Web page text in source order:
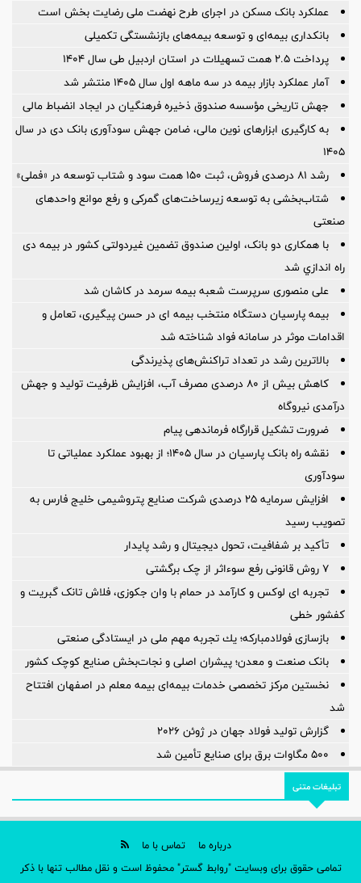
عملکرد بانک مسکن در اجرای طرح نهضت ملی رضایت بخش است
بانکداری بیمه‌ای و توسعه بیمه‌های بازنشستگی تکمیلی
پرداخت ۲.۵ همت تسهیلات در استان اردبیل طی سال ۱۴۰۴
آمار عملكرد بازار بیمه در سه ماهه اول سال 1405 منتشر شد
جهش تاریخی مؤسسه صندوق ذخیره فرهنگیان در ایجاد انضباط مالی
به کارگیری ابزارهای نوین مالی، ضامن جهش سودآوری بانک دی در سال
۱۴۰۵
رشد ۸۱ درصدی فروش، ثبت ۱۵۰ همت سود و شتاب توسعه در «فملی»
شتاب‌بخشی به توسعه زیرساخت‌های گمركی و رفع موانع واحدهای
صنعتی
با همکاری دو بانک، اولین صندوق تضمین غیردولتی کشور در بیمه دی
راه اندازي شد
علی منصوری سرپرست شعبه بیمه سرمد در کاشان شد
بیمه پارسیان دستگاه منتخب بیمه ای در حسن پیگیری، تعامل و
اقدامات موثر در سامانه فواد شناخته شد
بالاترین رشد در تعداد تراکنش‌های پذیرندگی
کاهش بیش از ۸۰ درصدی مصرف آب، افزایش ظرفیت تولید و جهش
درآمدی نیروگاه
ضرورت تشكیل قرارگاه فرماندهی پیام
نقشه راه بانک پارسیان در سال ۱۴۰۵؛ از بهبود عملکرد عملیاتی تا
سودآوری
افزایش سرمایه ۲۵ درصدی شرکت صنایع پتروشیمی خلیج فارس به
تصویب رسید
تأکید بر شفافیت، تحول دیجیتال و رشد پایدار
۷ روش قانونی رفع سوء‌اثر از چک برگشتی
تجربه ای لوکس و کارآمد در حمام با وان جکوزی، فلاش تانک گبریت و
کفشور خطی
بازسازی فولادمباركه؛ یك تجربه مهم ملی در ایستادگی صنعتی
بانک صنعت و معدن؛ پیشران اصلی و نجات‌بخش صنایع کوچک کشور
نخستین مرکز تخصصی خدمات بیمه‌ای بیمه معلم در اصفهان افتتاح
شد
گزارش تولید فولاد جهان در ژوئن ۲۰۲۶
۵۰۰ مگاوات برق برای صنایع تأمین شد
تبلیغات متنی
درباره ما
تماس با ما
تمامی حقوق برای وبسایت "روابط گستر" محفوظ است و نقل مطالب تنها با ذکر